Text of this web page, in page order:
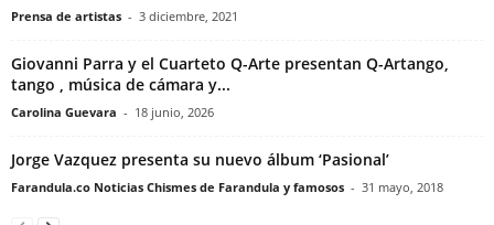
Prensa de artistas - 3 diciembre, 2021
Giovanni Parra y el Cuarteto Q-Arte presentan Q-Artango,
tango , música de cámara y...
Carolina Guevara - 18 junio, 2026
Jorge Vazquez presenta su nuevo álbum ‘Pasional’
Farandula.co Noticias Chismes de Farandula y famosos - 31 mayo, 2018